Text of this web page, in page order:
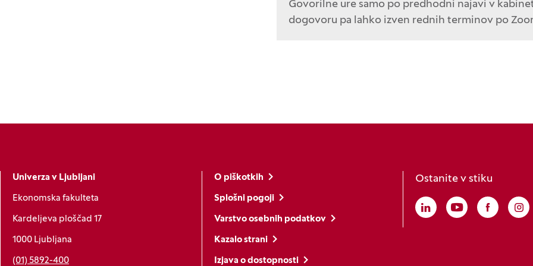
Govorilne ure samo po predhodni najavi v
dogovoru pa lahko izven rednih terminov po
Univerza v Ljubljani
Ekonomska fakulteta
Kardeljeva ploščad 17
1000 Ljubljana
(01) 5892-400
O piškotkih
Splošni pogoji
Varstvo osebnih podatkov
Kazalo strani
Izjava o dostopnosti
Ostanite v stiku
Linkedin
(Odpre se v novem
Youtube
(Odpre se v
Facebook
(Odpre